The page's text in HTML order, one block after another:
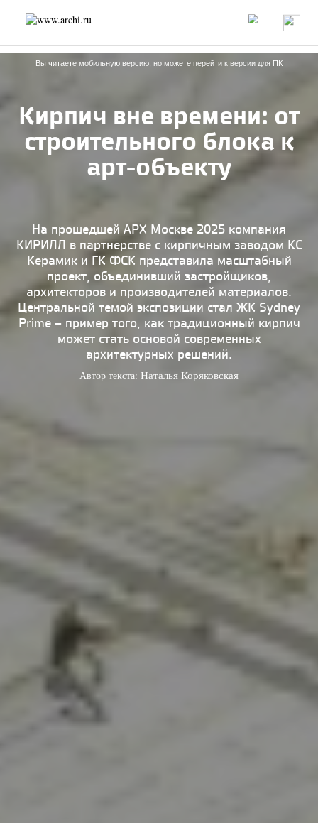
Россия Мир Технологии Интерьер Пресса
Архитекторы
Проекты
Конкурсы События Книги Вакансии
send.project Анонсы конкурсов
Блог
Журнал
Исследование
Обзор
Объект
Результаты конкурса
Рецензия Архитектура
Иностранцы в России
Интерьер
Вы читаете мобильную версию, но можете перейти к версии для ПК
Кирпич вне времени: от
строительного блока к
арт-объекту
На прошедшей АРХ Москве 2025 компания
КИРИЛЛ в партнерстве с кирпичным заводом КС
Керамик и ГК ФСК представила масштабный
проект, объединивший застройщиков,
архитекторов и производителей материалов.
Центральной темой экспозиции стал ЖК Sydney
Prime – пример того, как традиционный кирпич
может стать основой современных
архитектурных решений.
Автор текста: Наталья Коряковская